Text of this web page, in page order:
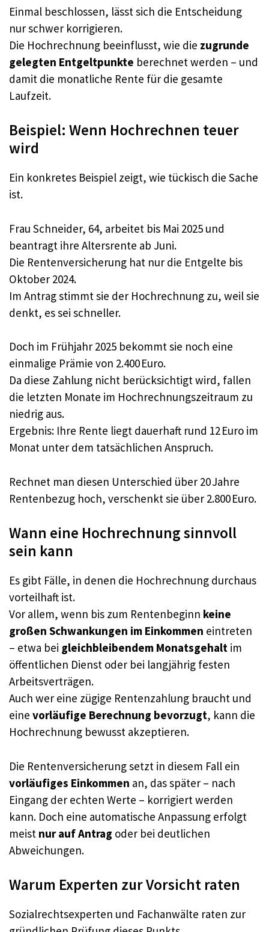
Einmal beschlossen, lässt sich die Entscheidung
nur schwer korrigieren.
Die Hochrechnung beeinflusst, wie die zugrunde
gelegten Entgeltpunkte berechnet werden – und
damit die monatliche Rente für die gesamte
Laufzeit.
Beispiel: Wenn Hochrechnen teuer
wird
Ein konkretes Beispiel zeigt, wie tückisch die Sache
ist.
Frau Schneider, 64, arbeitet bis Mai 2025 und
beantragt ihre Altersrente ab Juni.
Die Rentenversicherung hat nur die Entgelte bis
Oktober 2024.
Im Antrag stimmt sie der Hochrechnung zu, weil sie
denkt, es sei schneller.
Doch im Frühjahr 2025 bekommt sie noch eine
einmalige Prämie von 2.400 Euro.
Da diese Zahlung nicht berücksichtigt wird, fallen
die letzten Monate im Hochrechnungszeitraum zu
niedrig aus.
Ergebnis: Ihre Rente liegt dauerhaft rund 12 Euro im
Monat unter dem tatsächlichen Anspruch.
Rechnet man diesen Unterschied über 20 Jahre
Rentenbezug hoch, verschenkt sie über 2.800 Euro.
Wann eine Hochrechnung sinnvoll
sein kann
Es gibt Fälle, in denen die Hochrechnung durchaus
vorteilhaft ist.
Vor allem, wenn bis zum Rentenbeginn keine
großen Schwankungen im Einkommen eintreten
– etwa bei gleichbleibendem Monatsgehalt im
öffentlichen Dienst oder bei langjährig festen
Arbeitsverträgen.
Auch wer eine zügige Rentenzahlung braucht und
eine vorläufige Berechnung bevorzugt, kann die
Hochrechnung bewusst akzeptieren.
Die Rentenversicherung setzt in diesem Fall ein
vorläufiges Einkommen an, das später – nach
Eingang der echten Werte – korrigiert werden
kann. Doch eine automatische Anpassung erfolgt
meist nur auf Antrag oder bei deutlichen
Abweichungen.
Warum Experten zur Vorsicht raten
Sozialrechtsexperten und Fachanwälte raten zur